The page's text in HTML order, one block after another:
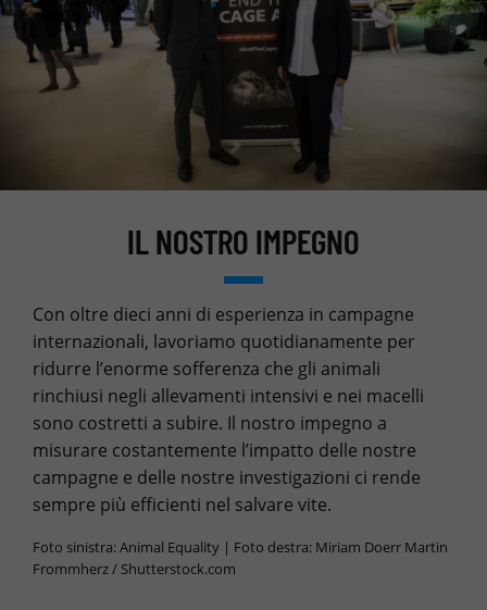
IL NOSTRO IMPEGNO
Con oltre dieci anni di esperienza in campagne
internazionali, lavoriamo quotidianamente per
ridurre l’enorme sofferenza che gli animali
rinchiusi negli allevamenti intensivi e nei macelli
sono costretti a subire. Il nostro impegno a
misurare costantemente l’impatto delle nostre
campagne e delle nostre investigazioni ci rende
sempre più efficienti nel salvare vite.
Foto sinistra: Animal Equality | Foto destra: Miriam Doerr Martin
Frommherz / Shutterstock.com